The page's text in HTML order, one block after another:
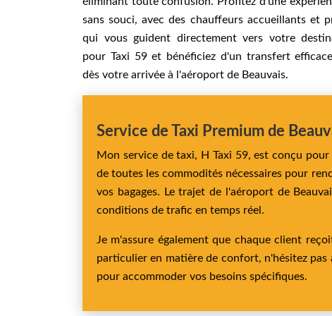
sans souci, avec des chauffeurs accueillants et
qui vous guident directement vers votre
pour Taxi 59 et bénéficiez d'un transfert
dès votre arrivée à l'aéroport de Beauvais.
Service de Taxi Premium de
Mon service de taxi, H Taxi 59, est conçu
de toutes les commodités nécessaires pour
vos bagages. Le trajet de l'aéroport de
conditions de trafic en temps réel.
Je m'assure également que chaque client
particulier en matière de confort, n'hésitez
pour accommoder vos besoins spécifiques.